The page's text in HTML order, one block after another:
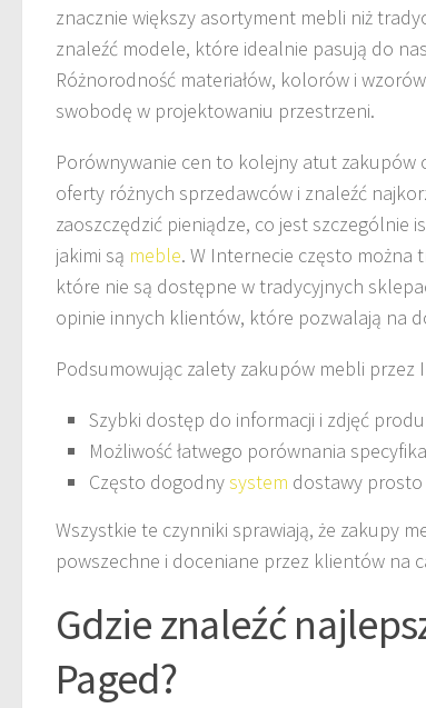
znacznie większy asortyment mebli niż
znaleźć modele, które idealnie pasują do
Różnorodność materiałów, kolorów i
swobodę w projektowaniu przestrzeni.
Porównywanie cen to kolejny atut zakupów
oferty różnych sprzedawców i znaleźć
zaoszczędzić pieniądze, co jest
jakimi są meble. W Internecie często można
które nie są dostępne w tradycyjnych
opinie innych klientów, które pozwalają na
Podsumowując zalety zakupów mebli przez
Szybki dostęp do informacji i zdjęć
Możliwość łatwego porównania
Często dogodnysystem dostawy
Wszystkie te czynniki sprawiają, że zakupy
powszechne i doceniane przez klientów na
Gdzie znaleźć
Paged?